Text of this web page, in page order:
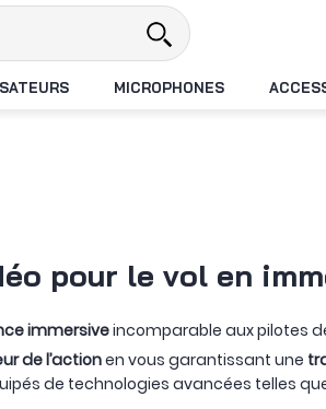
Livraison
MICROPHONES
pour le vol en
immersiveincomparable aux pilotes
de l’actionen vous garantissant une
de technologies avancées telles